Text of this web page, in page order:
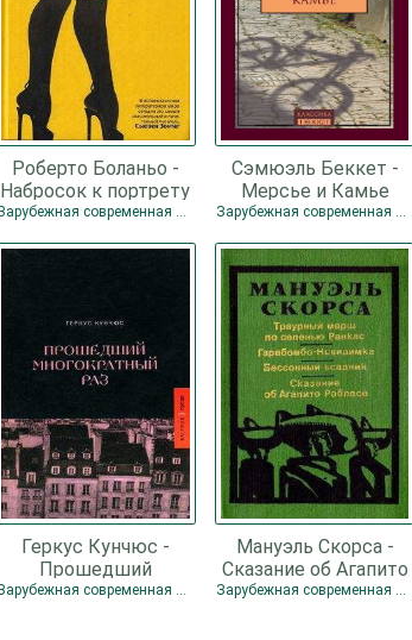
Роберто Боланьо -
Набросок к портрету
Лало Куры
Зарубежная современная проза
Сэмюэль Беккет -
Мерсье и Камье
Зарубежная современная проза
Геркус Кунчюс -
Прошедший
многократный разЗарубежная современная проза
Мануэль Скорса -
Сказание об Агапито
Роблесе
Зарубежная современная проза